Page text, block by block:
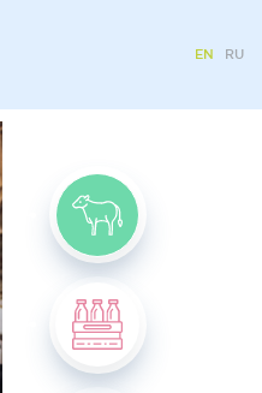
EN RU